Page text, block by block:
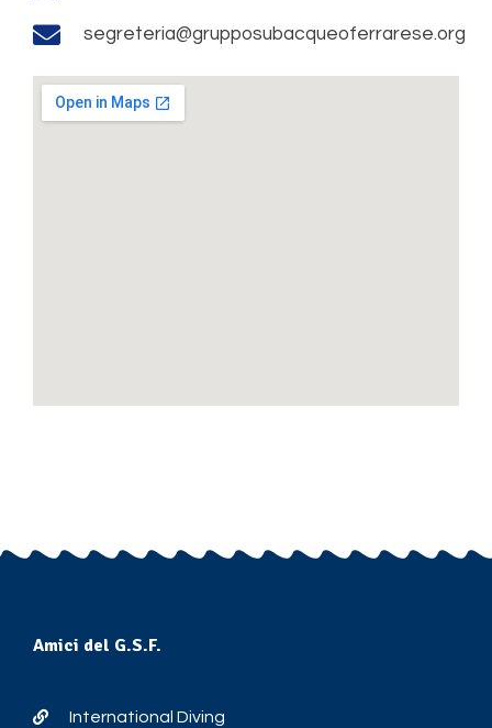
segreteria@grupposubacqueoferrarese.org
Amici del G.S.F.
International Diving